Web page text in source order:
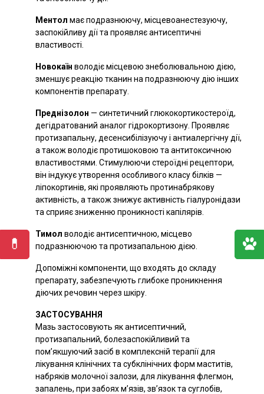
Ментол має подразнюючу, місцевоанестезуючу,
заспокійливу дії та проявляє антисептичні
властивості.
Новокаїн володіє місцевою знеболювальною дією,
зменшує реакцію тканин на подразнюючу дію інших
компонентів препарату.
Преднізолон — синтетичний глюкокортикостероїд,
дегідратований аналог гідрокортизону. Проявляє
протизапальну, десенсибілізуючу і антиалергічну дії,
а також володіє протишоковою та антитоксичною
властивостями. Стимулюючи стероїдні рецептори,
він індукує утворення особливого класу білків —
ліпокортинів, які проявляють протинабрякову
активність, а також знижує активність гіалуронідази
та сприяє зниженню проникності капілярів.
Тимол володіє антисептичною, місцево
подразнюючою та протизапальною дією.
Допоміжні компоненти, що входять до складу
препарату, забезпечують глибоке проникнення
діючих речовин через шкіру.
ЗАСТОСУВАННЯ
Мазь застосовують як антисептичний,
протизапальний, болезаспокійливий та
пом’якшуючий засіб в комплексній терапії для
лікування клінічних та субклінічних форм маститів,
набряків молочної залози, для лікування флегмон,
запалень, при забоях м’язів, зв’язок та суглобів,